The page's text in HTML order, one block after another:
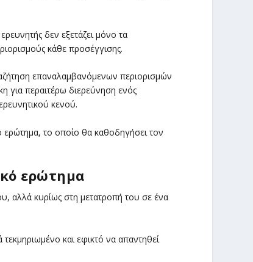
δεν εξετάζει μόνο τα
κάθε προσέγγισης.
επαναλαμβανόμενων περιορισμών
για περαιτέρω διερεύνηση ενός
κενού.
ερώτημα, το οποίο θα καθοδηγήσει τον
ερώτημα
αλλά κυρίως στη μετατροπή του σε ένα
και εφικτό να απαντηθεί